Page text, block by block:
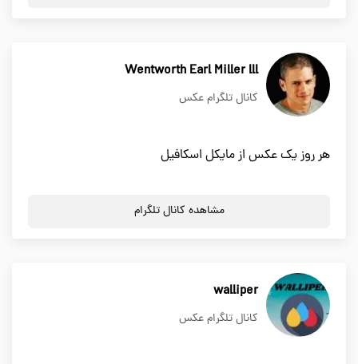
Wentworth Earl Miller lll
کانال تلگرام عکس
هر روز یک عکس از مایکل اسکافیل
مشاهده کانال تلگرام
walliper
کانال تلگرام عکس